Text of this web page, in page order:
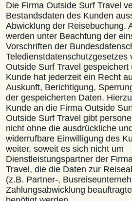
Die Firma Outside Surf Travel
Bestandsdaten des Kunden
Abwicklung der Reisebuchung.
werden unter Beachtung der
Vorschriften der
Teledienstdatenschutzgesetzes
Outside Surf Travel
Kunde hat jederzeit ein Recht
Auskunft, Berichtigung,
der gespeicherten Daten.
Kunde an die Firma Outside
Outside Surf Travel gibt
nicht ohne die ausdrückliche
widerrufbare Einwilligung des
weiter, soweit es sich nicht um
Dienstleistungspartner der
Travel, die die Daten zur
(z.B. Partner-,
Zahlungsabwicklung